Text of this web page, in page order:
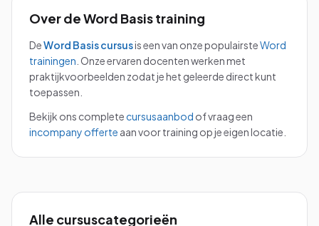
Over deWord Basistraining
DeWord Basiscursusis een van onze populairsteWord
trainingen Onze ervaren docenten werken met
praktijkvoorbeelden zodat je het geleerde direct kunt
toepassen.
Bekijk ons completecursusaanbod of vraag een
incompany offerte aan voor training op je eigen locatie.
Alle cursuscategorieën